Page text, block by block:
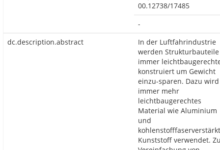
00.12738/17485
-
dc.description.abstract
In der Luftfahrindustrie
werden Strukturbauteile
immer
konstruiert um Gewicht
einzu-sparen. Dazu wird
immer mehr
leichtbaugerechtes
Material wie Aluminium
und
Kunststoff verwendet.